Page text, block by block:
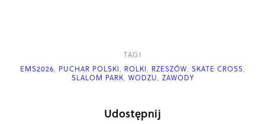
TAGI
EMS2026, PUCHAR POLSKI, ROLKI, RZESZÓW, SKATE CROSS,
SLALOM PARK, WODZU, ZAWODY
Udostępnij